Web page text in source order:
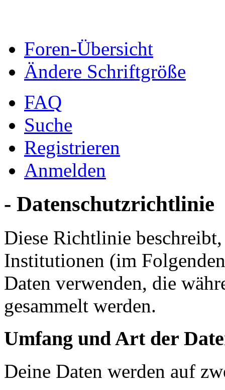
Foren-Übersicht
Ändere Schriftgröße
FAQ
Suche
Registrieren
Anmelden
- Datenschutzrichtlinie
Diese Richtlinie
Institutionen (im
Daten verwenden, die
gesammelt werden.
Umfang und Art der
Deine Daten werden auf